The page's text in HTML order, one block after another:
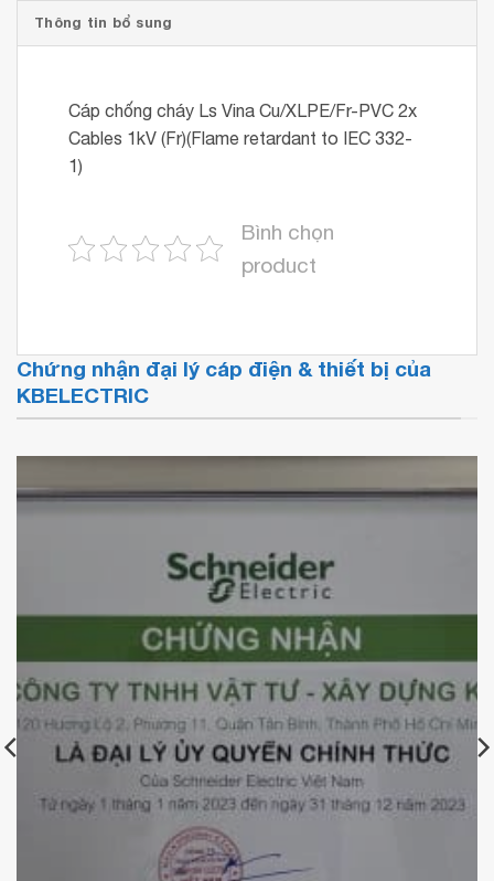
Thông tin bổ sung
Cáp chống cháy Ls Vina Cu/XLPE/Fr-PVC 2x
Cables 1kV (Fr)(Flame retardant to IEC 332-
1)
Bình chọn
product
Chứng nhận đại lý cáp điện & thiết bị của
KBELECTRIC